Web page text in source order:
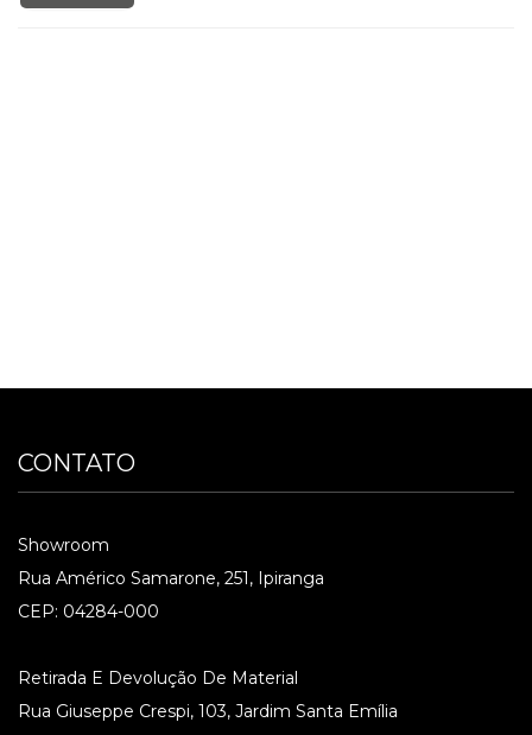
CONTATO
Showroom
Rua Américo Samarone, 251, Ipiranga
CEP: 04284-000
Retirada E Devolução De Material
Rua Giuseppe Crespi, 103, Jardim Santa Emília